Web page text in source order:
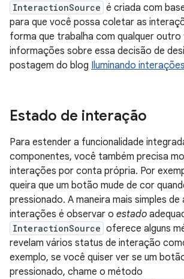
InteractionSource é criada com
para que você possa coletar as
forma que trabalha com qualquer outro
informações sobre essa decisão de
postagem do blog Iluminando interações
Estado de interação
Para estender a funcionalidade
componentes, você também precisa
interações por conta própria. Por
queira que um botão mude de cor
pressionado. A maneira mais simples
interações é observar o estado
InteractionSource oferece alguns
revelam vários status de interação
exemplo, se você quiser ver se um
pressionado, chame o método